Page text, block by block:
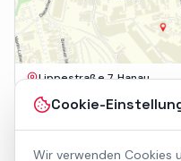
Cookie-
Wir verwenden Cookies
Lippestraße 7, Hanau
Impressum
Barrierefreiheit